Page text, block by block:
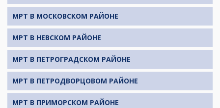
МРТ В МОСКОВСКОМ РАЙОНЕ
МРТ В НЕВСКОМ РАЙОНЕ
МРТ В ПЕТРОГРАДСКОМ РАЙОНЕ
МРТ В ПЕТРОДВОРЦОВОМ РАЙОНЕ
МРТ В ПРИМОРСКОМ РАЙОНЕ